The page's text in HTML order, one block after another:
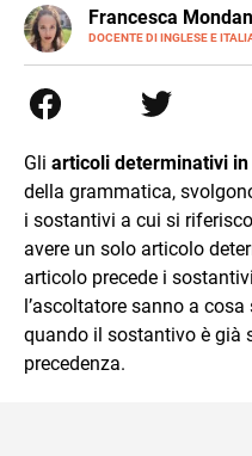
Francesca
DOCENTE DI INGLESE E
LINKEDIN
INSTAGRAM
secondaria di
traduzioni, SEO
della sintesi.
Gli articoli determinativi
della grammatica,
i sostantivi a cui si
avere un solo articolo
articolo precede i
l’ascoltatore sanno a
quando il sostantivo è già
precedenza.